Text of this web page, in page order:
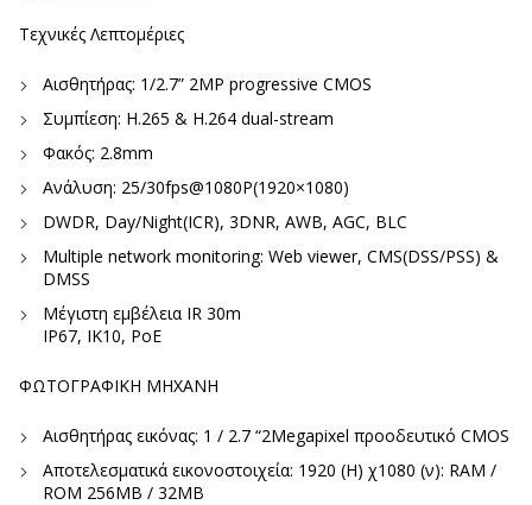
Τεχνικές Λεπτομέριες
Αισθητήρας: 1/2.7” 2MP progressive CMOS
Συμπίεση: H.265 & H.264 dual-stream
Φακός: 2.8mm
Ανάλυση: 25/30fps@1080P(1920×1080)
DWDR, Day/Night(ICR), 3DNR, AWB, AGC, BLC
Multiple network monitoring: Web viewer, CMS(DSS/PSS) &
DMSS
Μέγιστη εμβέλεια IR 30m
IP67, IK10, PoE
ΦΩΤΟΓΡΑΦΙΚΗ ΜΗΧΑΝΗ
Αισθητήρας εικόνας: 1 / 2.7 “2Megapixel προοδευτικό CMOS
Αποτελεσματικά εικονοστοιχεία: 1920 (Η) χ1080 (ν): RAM /
ROM 256MB / 32MB